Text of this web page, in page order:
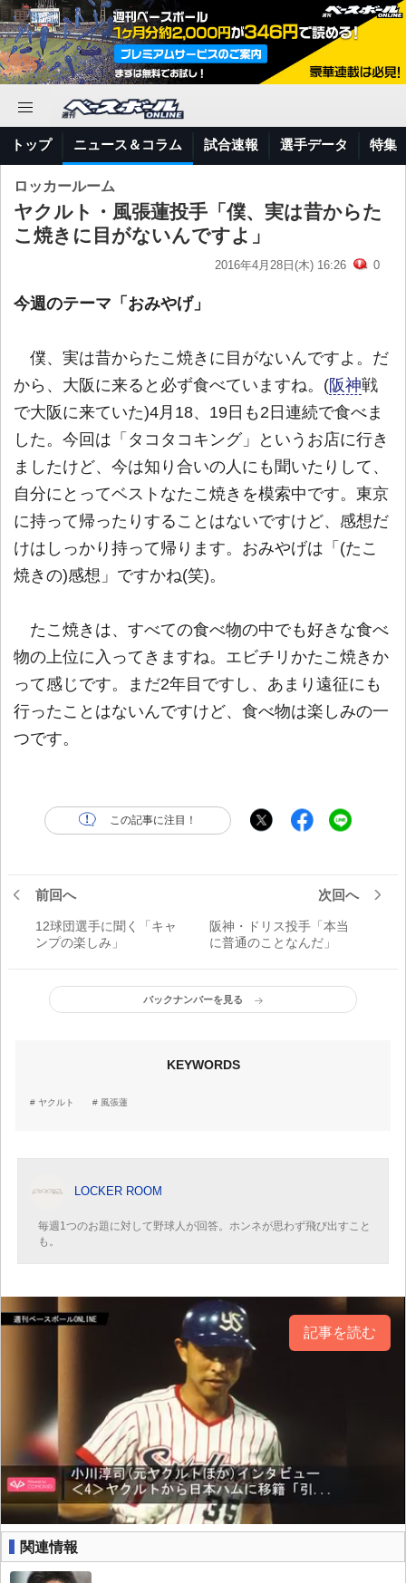
トップ ニュース＆コラム 試合速報 選手データ 特集
ロッカールーム
ヤクルト・風張蓮投手「僕、実は昔からた
こ焼きに目がないんですよ」
2016年4月28日(木) 16:26 0
今週のテーマ「おみやげ」
僕、実は昔からたこ焼きに目がないんですよ。だ
から、大阪に来ると必ず食べていますね。(阪神戦
で大阪に来ていた)4月18、19日も2日連続で食べま
した。今回は「タコタコキング」というお店に行き
ましたけど、今は知り合いの人にも聞いたりして、
自分にとってベストなたこ焼きを模索中です。東京
に持って帰ったりすることはないですけど、感想だ
けはしっかり持って帰ります。おみやげは「(たこ
焼きの)感想」ですかね(笑)。
たこ焼きは、すべての食べ物の中でも好きな食べ
物の上位に入ってきますね。エビチリかたこ焼きか
って感じです。まだ2年目ですし、あまり遠征にも
行ったことはないんですけど、食べ物は楽しみの一
つです。
この記事に注目！
前回へ
12球団選手に聞く「キャ
ンプの楽しみ」
次回へ
阪神・ドリス投手「本当
に普通のことなんだ」
バックナンバーを見る
KEYWORDS
ヤクルト 風張蓮
LOCKER ROOM
毎週1つのお題に対して野球人が回答。ホンネが思わず飛び出すこと
も。
記事を読む
関連情報